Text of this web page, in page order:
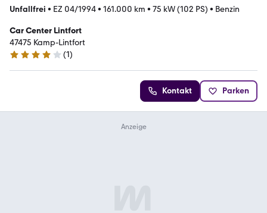
Unfallfrei • EZ 04/1994• 161.000 km • 75 kW (102 PS) • Benzin
Car Center Lintfort
47475 Kamp-Lintfort
4 Sterne
(1)
Kontakt Parken